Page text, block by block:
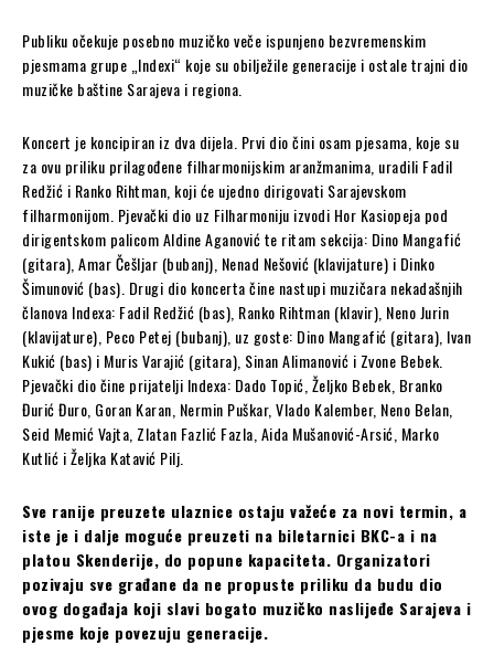
Publiku očekuje posebno muzičko veče ispunjeno bezvremenskim
pjesmama grupe „Indexi“ koje su obilježile generacije i ostale trajni dio
muzičke baštine Sarajeva i regiona.
Koncert je koncipiran iz dva dijela. Prvi dio čini osam pjesama, koje su
za ovu priliku prilagođene filharmonijskim aranžmanima, uradili Fadil
Redžić i Ranko Rihtman, koji će ujedno dirigovati Sarajevskom
filharmonijom. Pjevački dio uz Filharmoniju izvodi Hor Kasiopeja pod
dirigentskom palicom Aldine Aganović te ritam sekcija: Dino Mangafić
(gitara), Amar Češljar (bubanj), Nenad Nešović (klavijature) i Dinko
Šimunović (bas). Drugi dio koncerta čine nastupi muzičara nekadašnjih
članova Indexa: Fadil Redžić (bas), Ranko Rihtman (klavir), Neno Jurin
(klavijature), Peco Petej (bubanj), uz goste: Dino Mangafić (gitara), Ivan
Kukić (bas) i Muris Varajić (gitara), Sinan Alimanović i Zvone Bebek.
Pjevački dio čine prijatelji Indexa: Dado Topić, Željko Bebek, Branko
Đurić Đuro, Goran Karan, Nermin Puškar, Vlado Kalember, Neno Belan,
Seid Memić Vajta, Zlatan Fazlić Fazla, Aida Mušanović-Arsić, Marko
Kutlić i Željka Katavić Pilj.
Sve ranije preuzete ulaznice ostaju važeće za novi termin, a
iste je i dalje moguće preuzeti na biletarnici BKC-a i na
platou Skenderije, do popune kapaciteta. Organizatori
pozivaju sve građane da ne propuste priliku da budu dio
ovog događaja koji slavi bogato muzičko naslijeđe Sarajeva i
pjesme koje povezuju generacije.